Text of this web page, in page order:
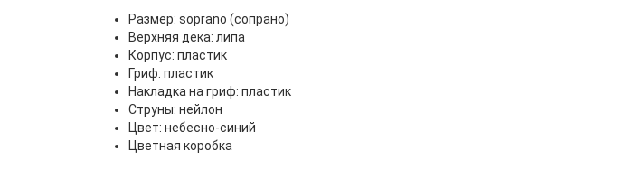
Размер: soprano (сопрано)
Верхняя дека: липа
Корпус: пластик
Гриф: пластик
Накладка на гриф: пластик
Струны: нейлон
Цвет: небесно-синий
Цветная коробка